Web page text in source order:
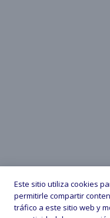
Este sitio utiliza cookies
permitirle compartir
tráfico a este sitio web y